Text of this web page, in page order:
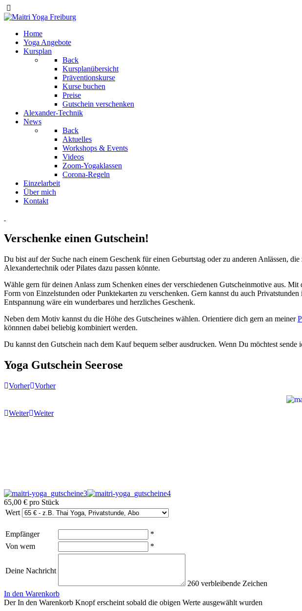
Home
Yoga Angebote
Kursplan
Back
Kursplanübersicht
Präventionskurse
Kurse buchen
Preise
Gutschein verschenken
Alexander-Technik
News
Back
Aktuelles
Workshops & Events
Videos
Zoom-Yogaklassen
Corona-Regeln
Einzelarbeit
Über mich
Kontakt
Verschenke einen Gutschein!
Du bist auf der Suche nach einem Geschenk für einen Geburtstag oder zu anderen Anlässen,
Alexandertechnik oder Pilates dazu passen könnte.
Wähle gern für deinen Anlass zum Schenken eines der verschiedenen Gutscheinmotive aus.
Form von Einzelstunden oder Punktekarten zu verschenken. Gern kannst du auch
Entspannung wäre ein wunderbares und herzliches Geschenk.
Neben dem Motiv kannst du die Höhe des Gutscheines wählen. Orientiere dich gern an meiner
könnnen dabei beliebig kombiniert werden.
Du kannst den Gutschein nach dem Kauf bequem selber ausdrucken. Wenn Du möchtest
Yoga Gutschein Seerose
Vorher Vorher
Weiter Weiter
65,00 € pro Stück
Wert
Empfänger
*
Von wem
*
Deine Nachricht
260 verbleibende Zeichen
In den Warenkorb
Der In den Warenkorb Knopf erscheint sobald die obigen Werte ausgewählt wurden